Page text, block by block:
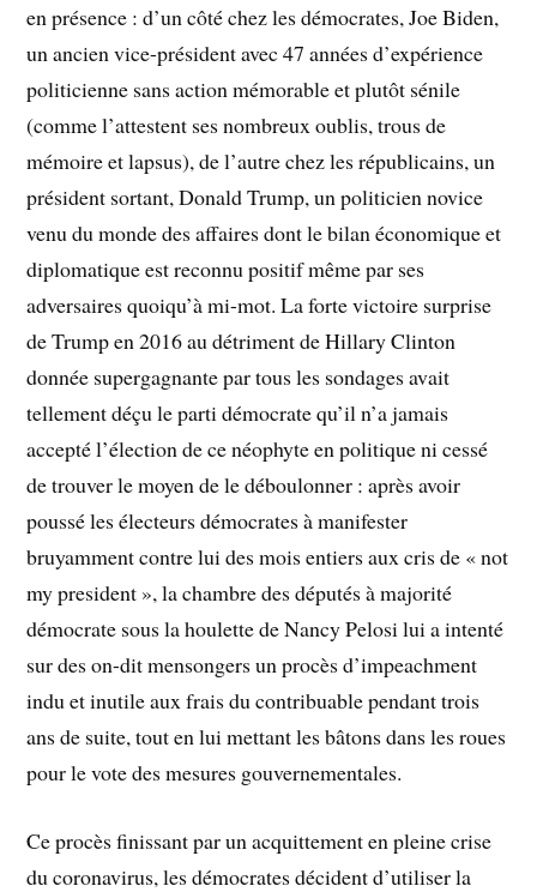
en présence : d’un côté chez les démocrates, Joe Biden,
un ancien vice-président avec 47 années d’expérience
politicienne sans action mémorable et plutôt sénile
(comme l’attestent ses nombreux oublis, trous de
mémoire et lapsus), de l’autre chez les républicains, un
président sortant, Donald Trump, un politicien novice
venu du monde des affaires dont le bilan économique et
diplomatique est reconnu positif même par ses
adversaires quoiqu’à mi-mot. La forte victoire surprise
de Trump en 2016 au détriment de Hillary Clinton
donnée supergagnante par tous les sondages avait
tellement déçu le parti démocrate qu’il n’a jamais
accepté l’élection de ce néophyte en politique ni cessé
de trouver le moyen de le déboulonner : après avoir
poussé les électeurs démocrates à manifester
bruyamment contre lui des mois entiers aux cris de « not
my president », la chambre des députés à majorité
démocrate sous la houlette de Nancy Pelosi lui a intenté
sur des on-dit mensongers un procès d’impeachment
indu et inutile aux frais du contribuable pendant trois
ans de suite, tout en lui mettant les bâtons dans les roues
pour le vote des mesures gouvernementales.
Ce procès finissant par un acquittement en pleine crise
du coronavirus, les démocrates décident d’utiliser la